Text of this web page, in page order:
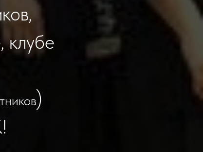
клубе
)